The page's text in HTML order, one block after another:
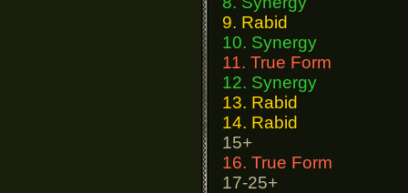
9. Rabid
10. Synergy
11. True Form
12. Synergy
13. Rabid
14. Rabid
15+
16. True Form
17-25+